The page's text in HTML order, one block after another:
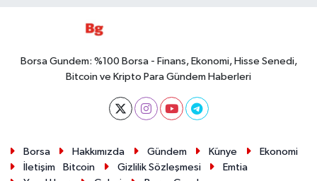
Borsa Gundem: %100 Borsa - Finans, Ekonomi, Hisse Senedi,
Bitcoin ve Kripto Para Gündem Haberleri
Borsa Hakkımızda Gündem Künye
Ekonomi
İletişim
Bitcoin Gizlilik Sözleşmesi
Emtia